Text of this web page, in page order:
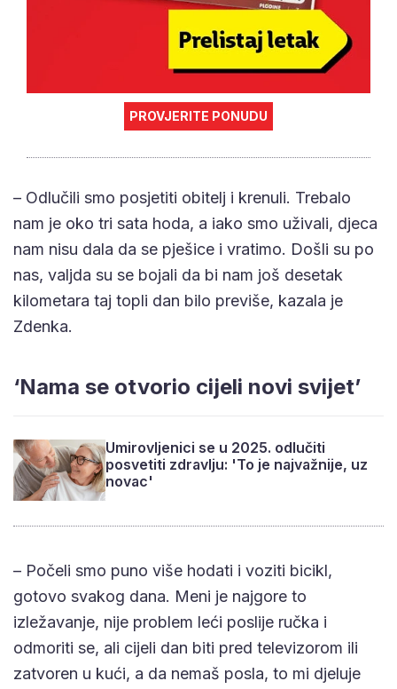
PROVJERITE PONUDU
– Odlučili smo posjetiti obitelj i krenuli. Trebalo
nam je oko tri sata hoda, a iako smo uživali, djeca
nam nisu dala da se pješice i vratimo. Došli su po
nas, valjda su se bojali da bi nam još desetak
kilometara taj topli dan bilo previše, kazala je
Zdenka.
‘Nama se otvorio cijeli novi svijet’
Umirovljenici se u 2025. odlučiti
posvetiti zdravlju: 'To je najvažnije, uz
novac'
– Počeli smo puno više hodati i voziti bicikl,
gotovo svakog dana. Meni je najgore to
izležavanje, nije problem leći poslije ručka i
odmoriti se, ali cijeli dan biti pred televizorom ili
zatvoren u kući, a da nemaš posla, to mi djeluje